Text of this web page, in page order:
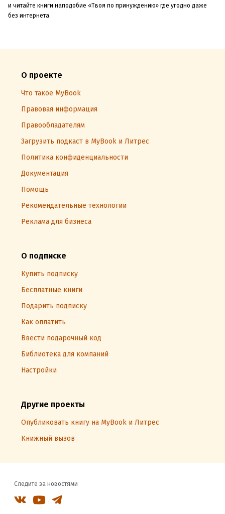
и читайте книги наподобие «Твоя по принуждению» где угодно даже
без интернета.
О проекте
Что такое MyBook
Правовая информация
Правообладателям
Загрузить подкаст в MyBook и Литрес
Политика конфиденциальности
Документация
Помощь
Рекомендательные технологии
Реклама для бизнеса
О подписке
Купить подписку
Бесплатные книги
Подарить подписку
Как оплатить
Ввести подарочный код
Библиотека для компаний
Настройки
Другие проекты
Опубликовать книгу на MyBook и Литрес
Книжный вызов
Следите за новостями